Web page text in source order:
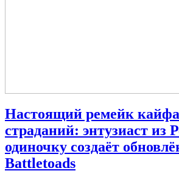
Настоящий ремейк
страданий: энтузиаст из
одиночку создаёт
Battletoads